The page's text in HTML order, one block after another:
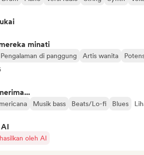
minati
Pengalaman di panggung Artis wanita
Musik bass Beats/Lo-fi Blues
oleh AI